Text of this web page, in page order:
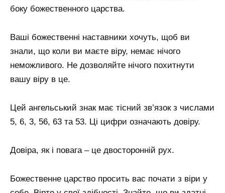
боку божественного царства.
Ваші божественні наставники хочуть, щоб ви
знали, що коли ви маєте віру, немає нічого
неможливого. Не дозволяйте нічого похитнути
вашу віру в це.
Цей ангельський знак має тісний зв’язок з числами
5, 6, 3, 56, 63 та 53. Ці цифри означають довіру.
Довіра, як і повага – це двосторонній рух.
Божественне царство просить вас почати з віри у